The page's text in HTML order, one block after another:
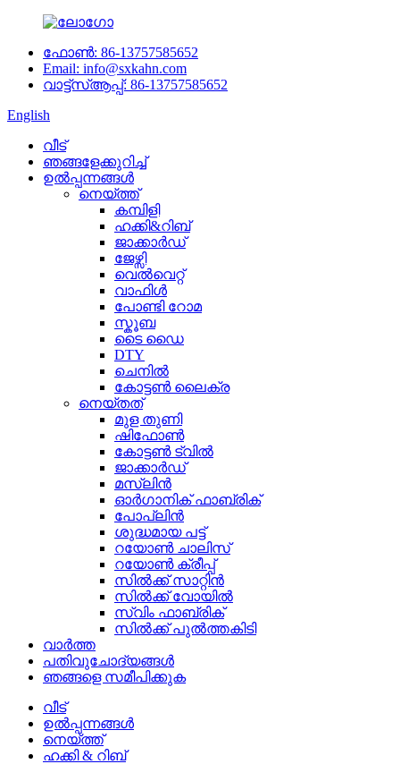
ഫോൺ: 86-13757585652
Email: info@sxkahn.com
വാട്ട്‌സ്ആപ്പ്: 86-13757585652
English
വീട്
ഞങ്ങളേക്കുറിച്ച്
ഉൽപ്പന്നങ്ങൾ
നെയ്ത്ത്
കമ്പിളി
ഹക്കി&റിബ്
ജാക്കാർഡ്
ജേഴ്സി
വെൽവെറ്റ്
വാഫിൾ
പോണ്ടി റോമ
സ്കൂബ
ടൈ ഡൈ
DTY
ചെനിൽ
കോട്ടൺ ലൈക്ര
നെയ്തത്
മുള തുണി
ഷിഫോൺ
കോട്ടൺ ട്വിൽ
ജാക്കാർഡ്
മസ്ലിൻ
ഓർഗാനിക് ഫാബ്രിക്
പോപ്ലിൻ
ശുദ്ധമായ പട്ട്
റയോൺ ചാലിസ്
റയോൺ ക്രീപ്പ്
സിൽക്ക് സാറ്റിൻ
സിൽക്ക് വോയിൽ
സ്വിം ഫാബ്രിക്
സിൽക്ക് പുൽത്തകിടി
വാർത്ത
പതിവുചോദ്യങ്ങൾ
ഞങ്ങളെ സമീപിക്കുക
വീട്
ഉൽപ്പന്നങ്ങൾ
നെയ്ത്ത്
ഹക്കി & റിബ്